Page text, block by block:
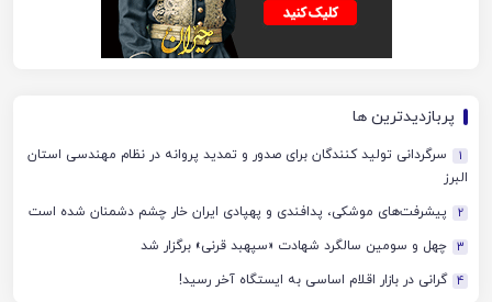
پربازدیدترین ها
1
سرگردانی تولید کنندگان برای صدور و تمدید پروانه در نظام مهندسی استان
البرز
2 پیشرفت‌های موشکی، پدافندی و پهپادی ایران خار چشم دشمنان شده است
3 چهل‌ و سومین سالگرد شهادت «سپهبد قرنی» برگزار شد
4 گرانی در بازار اقلام اساسی به ایستگاه آخر رسید!